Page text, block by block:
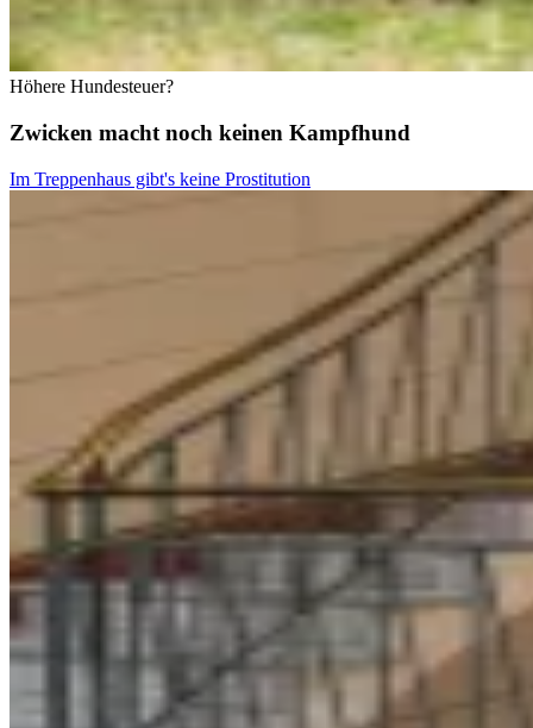
Höhere Hundesteuer?
Zwicken macht noch keinen Kampfhund
Im Treppenhaus gibt's keine Prostitution